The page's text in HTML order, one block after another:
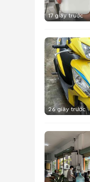
17 giây trước
26 giây trước